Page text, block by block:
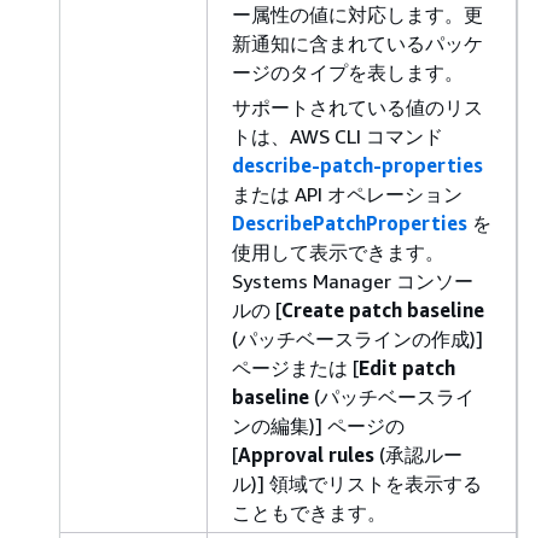
ー属性の値に対応します。更
新通知に含まれているパッケ
ージのタイプを表します。
サポートされている値のリス
トは、AWS CLI コマンド
describe-patch-properties
または API オペレーション
DescribePatchProperties を
使用して表示できます。
Systems Manager コンソー
ルの [Create patch baseline
(パッチベースラインの作成)]
ページまたは [Edit patch
baseline (パッチベースライ
ンの編集)] ページの
[Approval rules (承認ルー
ル)] 領域でリストを表示する
こともできます。